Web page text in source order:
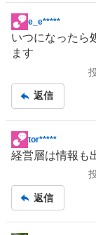
掲
示
板
e_e*****
いつになったら
ます
返信
掲
示
事
tor*****
経営層は情報も
返信